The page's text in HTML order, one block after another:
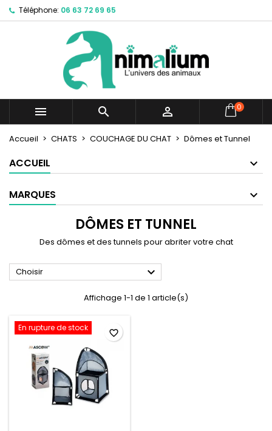
Téléphone: 06 63 72 69 65
   0
Accueil CHATS COUCHAGE DU CHAT Dômes et Tunnel
ACCUEIL
MARQUES
DÔMES ET TUNNEL
Des dômes et des tunnels pour abriter votre chat
Choisir 
Affichage 1-1 de 1 article(s)
En rupture de stock favorite_border
Mes listes d'envies ×
Créer une nouvelle liste
((modalTitle)) ×
((confirmMessage))
((cancelText))
Créer une liste d'envies ×
Nom de la liste d'envies
Annuler Créer une liste d'envies
Connexion ×
Vous devez être connecté pour ajouter des produits
à votre liste d'envies.
Connexion